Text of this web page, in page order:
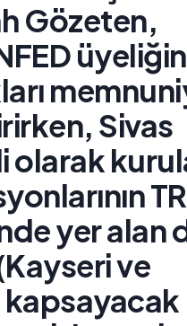
Gözeten,
Sivas
olarak
yer alan
ve